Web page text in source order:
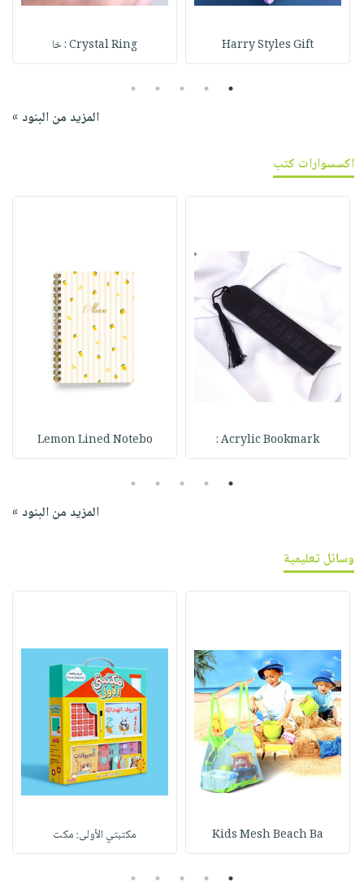
Harry Styles Gift Crystal Ring : خا
1
2
3
4
5
المزيد من البنود »
اكسسوارات كتب
Acrylic Bookmark :
Lemon Lined Notebo
1
2
3
4
5
المزيد من البنود »
وسائل تعليمية
Kids Mesh Beach Ba مكتبتي الأولى: مكت
1
2
3
4
5